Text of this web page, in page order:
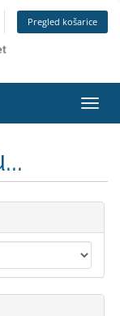
Pregled košarice